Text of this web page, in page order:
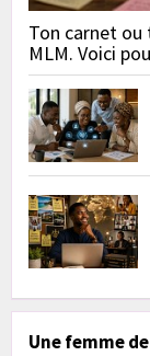
Ton carnet ou
MLM. Voici
Une femme